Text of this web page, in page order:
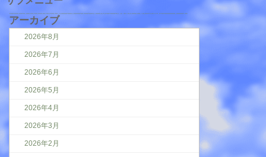
アーカイブ
2026年8月
2026年7月
2026年6月
2026年5月
2026年4月
2026年3月
2026年2月